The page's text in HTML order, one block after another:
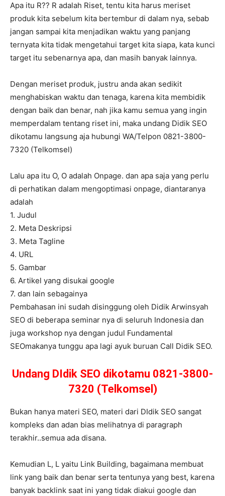
Apa itu R?? R adalah Riset, tentu kita harus meriset
produk kita sebelum kita bertembur di dalam nya, sebab
jangan sampai kita menjadikan waktu yang panjang
ternyata kita tidak mengetahui target kita siapa, kata kunci
target itu sebenarnya apa, dan masih banyak lainnya.
Dengan meriset produk, justru anda akan sedikit
menghabiskan waktu dan tenaga, karena kita membidik
dengan baik dan benar, nah jika kamu semua yang ingin
memperdalam tentang riset ini, maka undang Didik SEO
dikotamu langsung aja hubungi WA/Telpon 0821-3800-
7320 (Telkomsel)
Lalu apa itu O, O adalah Onpage. dan apa saja yang perlu
di perhatikan dalam mengoptimasi onpage, diantaranya
adalah
1. Judul
2. Meta Deskripsi
3. Meta Tagline
4. URL
5. Gambar
6. Artikel yang disukai google
7. dan lain sebagainya
Pembahasan ini sudah disinggung oleh Didik Arwinsyah
SEO di beberapa seminar nya di seluruh Indonesia dan
juga workshop nya dengan judul Fundamental
SEOmakanya tunggu apa lagi ayuk buruan Call Didik SEO.
Undang DIdik SEO dikotamu 0821-3800-
7320 (Telkomsel)
Bukan hanya materi SEO, materi dari DIdik SEO sangat
kompleks dan adan bias melihatnya di paragraph
terakhir..semua ada disana.
Kemudian L, L yaitu Link Building, bagaimana membuat
link yang baik dan benar serta tentunya yang best, karena
banyak backlink saat ini yang tidak diakui google dan